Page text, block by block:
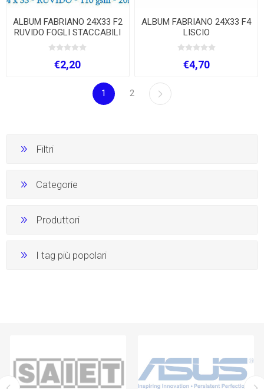
ALBUM FABRIANO 24X33 F2
RUVIDO FOGLI STACCABILI
FG.20
€2,20
ALBUM FABRIANO 24X33 F4
LISCIO
€4,70
1 2
Filtri
Categorie
Produttori
I tag più popolari